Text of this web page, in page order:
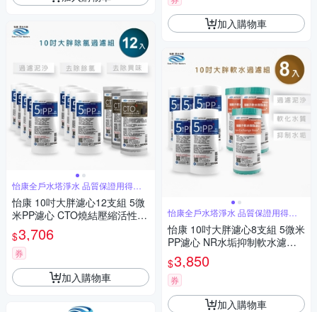
怡康全戶水塔淨水 品質保證用得安
心
怡康 10吋大胖濾心12支組 5微
米PP濾心 CTO燒結壓縮活性碳
濾心 全屋淨水
$3,706
券
加入購物車
加入購物車
怡康全戶水塔淨水 品質保證用得安
心
怡康 10吋大胖濾心8支組 5微米
PP濾心 NR水垢抑制軟水濾心
全屋淨水
$3,850
券
加入購物車